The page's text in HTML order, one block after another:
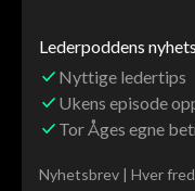
Lederpoddens
Nyttige ledertips
Ukens episode
Tor Åges egne
Nyhetsbrev | Hver